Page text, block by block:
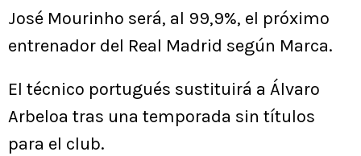
José Mourinho será, al 99,9%, el próximo
entrenador del Real Madrid según Marca.
El técnico portugués sustituirá a Álvaro
Arbeloa tras una temporada sin títulos
para el club.